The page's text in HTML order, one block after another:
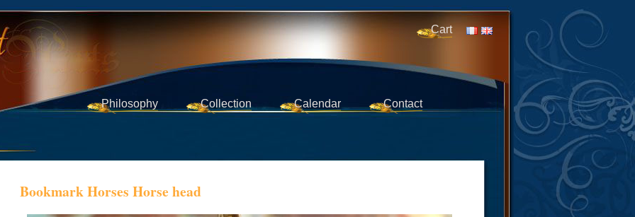
Bookmark Horses Horse head
Philosophy Collection Calendar Contact
Cart